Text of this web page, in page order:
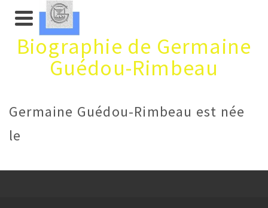
Biographie de Germaine
Guédou-Rimbeau
Germaine Guédou-Rimbeau est née
le